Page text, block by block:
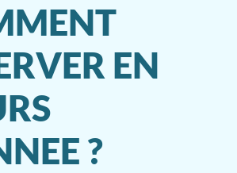
EN
?